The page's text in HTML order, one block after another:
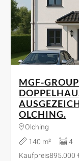
MGF-
OLCHING.
Olching
140 m²
4
Kaufpreis895.000